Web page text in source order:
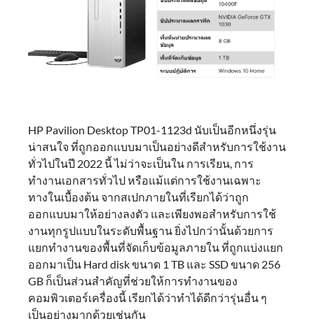
HP Pavilion Desktop TP01-1123d นับเป็นอีกหนึ่งรุ่น
น่าสนใจ ที่ถูกออกแบบมาเป็นอย่างดีสำหรับการใช้งาน
ทั่วไปในปี 2022 นี้ ไม่ว่าจะเป็นใน การเรียน, การ
ทำงานเอกสารทั่วไป หรือแม้แต่การใช้งานเฉพาะ
ทางในเบื้องต้น จากสเปกภายในที่เรียกได้ว่าถูก
ออกแบบมาให้อย่างลงตัว และเพียงพอสำหรับการใช้
งานทุกรูปแบบในระดับพื้นฐาน ยิ่งไปกว่านั้นด้วยการ
แยกทำงานของพื้นที่จัดเก็บข้อมูลภายใน ที่ถูกแบ่งแยก
ออกมาเป็น Hard disk ขนาด 1 TB และ SSD ขนาด 256
GB ก็เป็นส่วนสำคัญที่ช่วยให้การทำงานของ
คอมพิวเตอร์เครื่องนี้ เรียกได้ว่าทำได้ดีกว่ารุ่นอื่น ๆ
เป็นอย่างมากด้วยเช่นกัน